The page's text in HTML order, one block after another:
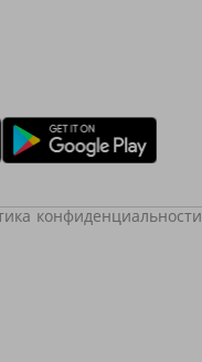
конфиденциальности